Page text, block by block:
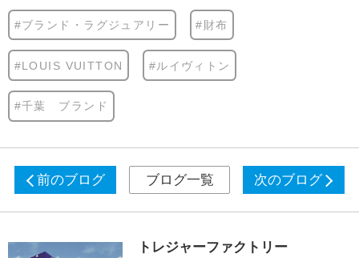
#ブランド・ラグジュアリー #財布
#LOUIS VUITTON #ルイヴィトン
#千葉 ブランド
前のブログ ブログ一覧 次のブログ
トレジャーファクトリー